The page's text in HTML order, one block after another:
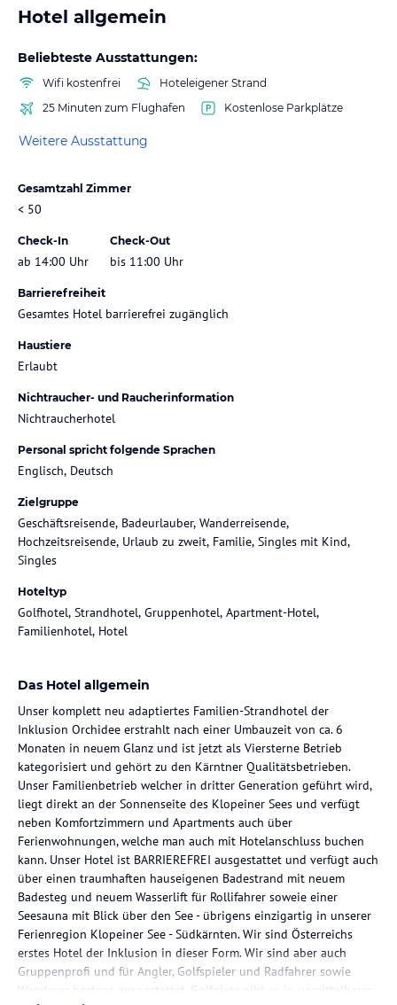
Hotel allgemein
Beliebteste Ausstattungen:
Wifi kostenfrei
Hoteleigener Strand
25 Minuten zum Flughafen
Kostenlose Parkplätze
Weitere Ausstattung
Gesamtzahl Zimmer
< 50
Check-In
ab 14:00 Uhr
Check-Out
bis 11:00 Uhr
Barrierefreiheit
Gesamtes Hotel barrierefrei zugänglich
Haustiere
Erlaubt
Nichtraucher- und Raucherinformation
Nichtraucherhotel
Personal spricht folgende Sprachen
Englisch, Deutsch
Zielgruppe
Geschäftsreisende, Badeurlauber, Wanderreisende,
Hochzeitsreisende, Urlaub zu zweit, Familie, Singles mit Kind,
Singles
Hoteltyp
Golfhotel, Strandhotel, Gruppenhotel, Apartment-Hotel,
Familienhotel, Hotel
Das Hotel allgemein
Unser komplett neu adaptiertes Familien-Strandhotel der
Inklusion Orchidee erstrahlt nach einer Umbauzeit von ca. 6
Monaten in neuem Glanz und ist jetzt als Viersterne Betrieb
kategorisiert und gehört zu den Kärntner Qualitätsbetrieben.
Unser Familienbetrieb welcher in dritter Generation geführt wird,
liegt direkt an der Sonnenseite des Klopeiner Sees und verfügt
neben Komfortzimmern und Apartments auch über
Ferienwohnungen, welche man auch mit Hotelanschluss buchen
kann. Unser Hotel ist BARRIEREFREI ausgestattet und verfügt auch
über einen traumhaften hauseigenen Badestrand mit neuem
Badesteg und neuem Wasserlift für Rollifahrer soweie einer
Seesauna mit Blick über den See - übrigens einzigartig in unserer
Ferienregion Klopeiner See - Südkärnten. Wir sind Österreichs
erstes Hotel der Inklusion in dieser Form. Wir sind aber auch
Gruppenprofi und für Angler, Golfspieler und Radfahrer sowie
Wanderer bestens ausgestattet. Golfplatz gibt es in unmittelbarer